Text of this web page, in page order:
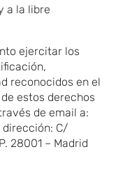
a la libre
ejercitar los
reconocidos en el
estos derechos
de email a:
dirección: C/
28001 – Madrid